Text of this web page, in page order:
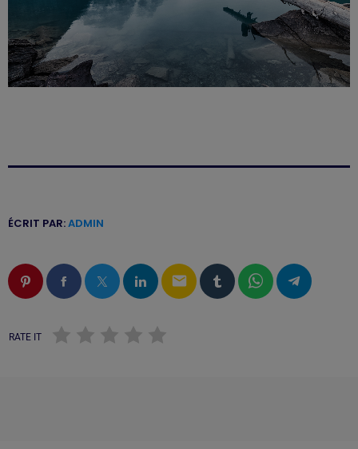
ÉCRIT PAR:ADMIN
email
RATE IT